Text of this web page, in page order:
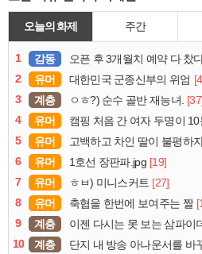
오늘의 화제 주간
1 감동 오픈 후 3개월치 예약 다 찼
2
유머 대한민국 군종신부의 위엄
3
계층 ㅇㅎ?) 순수 골반 재능녀.
4
유머 캠핑 처음 간 여자 두명이
5
유머 고백하고 차인 딸이 불평하
6
유머 1호선 장판파.jpg [19]
7
유머 ㅎㅂ) 미니스커트 [27]
8
유머 축협을 한번에 보여주는 짤
9
계층 이젠 다시는 못 보는 삼파이
10
계층 단지 내 방송 아나운서를 바꾸고 나서 집중도가